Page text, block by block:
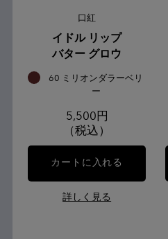
口紅
イドル リップ
バター グロウ
60 ミリオンダラーベリ
ー
5,500円
（税込）
カートに入れる イドル
詳しく見る